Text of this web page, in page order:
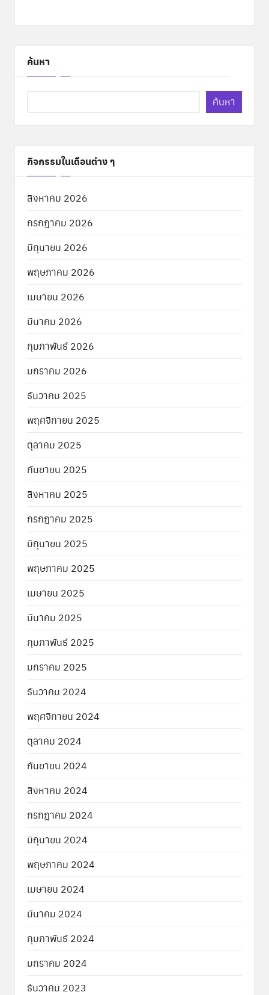
ค้นหา
ค้นหา
กิจกรรมในเดือนต่าง ๆ
สิงหาคม 2026
กรกฎาคม 2026
มิถุนายน 2026
พฤษภาคม 2026
เมษายน 2026
มีนาคม 2026
กุมภาพันธ์ 2026
มกราคม 2026
ธันวาคม 2025
พฤศจิกายน 2025
ตุลาคม 2025
กันยายน 2025
สิงหาคม 2025
กรกฎาคม 2025
มิถุนายน 2025
พฤษภาคม 2025
เมษายน 2025
มีนาคม 2025
กุมภาพันธ์ 2025
มกราคม 2025
ธันวาคม 2024
พฤศจิกายน 2024
ตุลาคม 2024
กันยายน 2024
สิงหาคม 2024
กรกฎาคม 2024
มิถุนายน 2024
พฤษภาคม 2024
เมษายน 2024
มีนาคม 2024
กุมภาพันธ์ 2024
มกราคม 2024
ธันวาคม 2023